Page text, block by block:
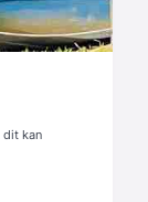
dit kan